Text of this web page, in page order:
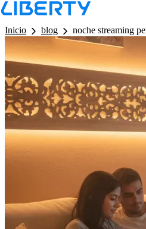
LB - Barra de Navegacion
Inicio
blog noche streaming